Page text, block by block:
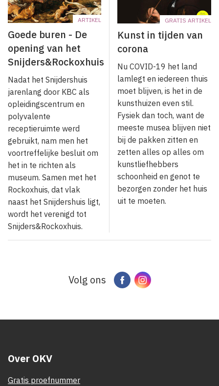
ARTIKEL
Goede buren - De
opening van het
Snijders&Rockoxhuis
Nadat het Snijdershuis
jarenlang door KBC als
opleidingscentrum en
polyvalente
receptieruimte werd
gebruikt, nam men het
voortreffelijke besluit om
het in te richten als
museum. Samen met het
Rockoxhuis, dat vlak
naast het Snijdershuis ligt,
wordt het verenigd tot
Snijders&Rockoxhuis.
GRATIS ARTIKEL
Kunst in tijden van
corona
Nu COVID-19 het land
lamlegt en iedereen thuis
moet blijven, is het in de
kunsthuizen even stil.
Fysiek dan toch, want de
meeste musea blijven niet
bij de pakken zitten en
zetten alles op alles om
kunstliefhebbers
schoonheid en genot te
bezorgen zonder het huis
uit te moeten.
Volg ons FacebookInstagram
Over OKV
Gratis proefnummer